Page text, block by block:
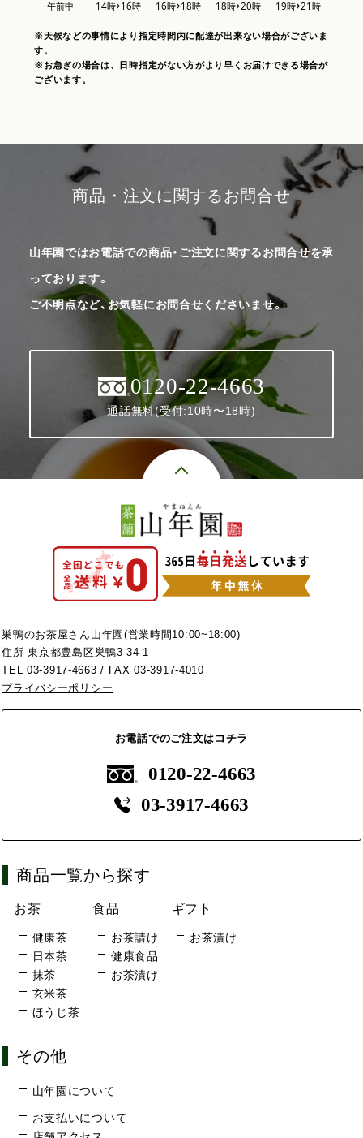
※天候などの事情により指定時間内に配達が出来ない場合がございま
す。
※お急ぎの場合は、日時指定がない方がより早くお届けできる場合が
ございます。
商品・注文に関するお問合せ
山年園ではお電話での商品・ご注文に関するお問合せを承
っております。
ご不明点など、お気軽にお問合せくださいませ。
0120-22-4663
通話無料(受付:10時〜18時)
巣鴨のお茶屋さん山年園(営業時間10:00~18:00)
住所 東京都豊島区巣鴨3-34-1
TEL03-3917-4663 / FAX 03-3917-4010
プライバシーポリシー
お電話でのご注文はコチラ
0120-22-4663
03-3917-4663
商品一覧から探す
お茶
健康茶
日本茶
抹茶
玄米茶
ほうじ茶
食品
お茶請け
健康食品
お茶漬け
ギフト
お茶漬け
その他
山年園について
お支払いについて